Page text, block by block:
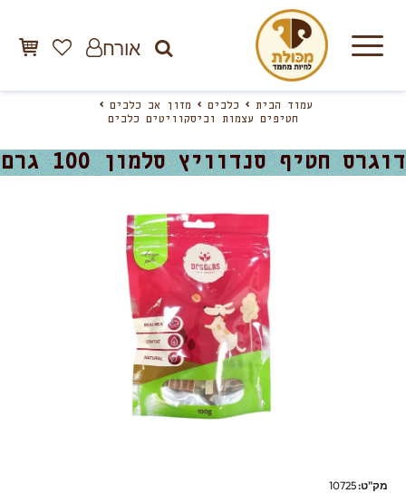
אורח
עמוד הבית כלבים
מזון אב כלבים
חטיפים עצמות וביסקוויטים כלבים
דוגרס חטיף סנדוויץ סלמון 100 גרם
מק"ט:10725